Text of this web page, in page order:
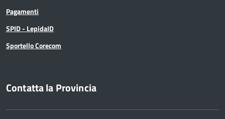
Pagamenti
SPID - LepidaID
Sportello Corecom
Contatta la Provincia